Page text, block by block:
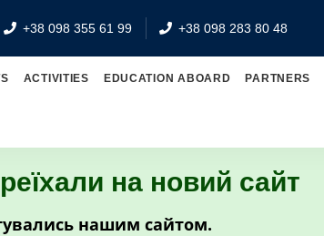
+38 098 355 61 99 +38 098 283 80 48
ACTIVITIES EDUCATION ABOARD PARTNERS
на новий сайт
нашим сайтом.